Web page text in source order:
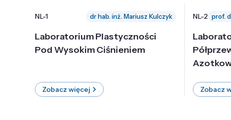
NL-1 dr hab. inż. Mariusz Kulczyk
Laboratorium Plastyczności
Pod Wysokim Ciśnieniem
Zobacz więcej
NL-2
Zobacz